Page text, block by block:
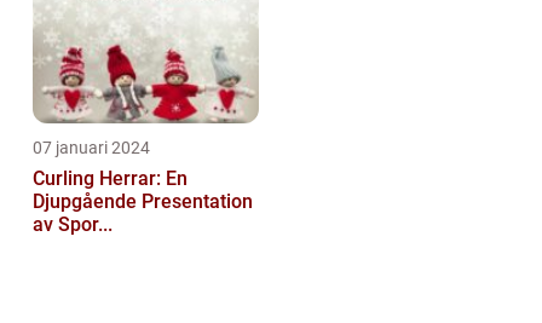
07 januari 2024
Curling Herrar: En
Djupgående Presentation
av Spor...